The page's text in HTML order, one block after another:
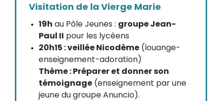
Visitation de la Vierge Marie
19h au Pôle Jeunes : groupe Jean-
Paul II pour les lycéens
20h15 : veillée Nicodème (louange-
enseignement-adoration)
Thème : Préparer et donner son
témoignage (enseignement par une
jeune du groupe Anuncio).